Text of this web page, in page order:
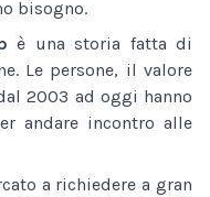
bisogno.
è una storia fatta di
Le persone, il valore
2003 ad oggi hanno
andare incontro alle
a richiedere a gran